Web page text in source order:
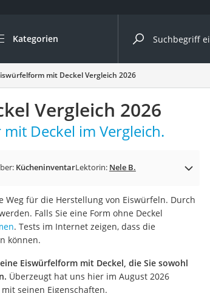
Kategorien
Vergleiche nach Kategorie
Staubsauger
Wisch-Roboter
mit Deckel Vergleich 2026
Vergleich 2026
Deckel im Vergleich.
KücheninventarLektorin: Nele B.
für die Herstellung von Eiswürfeln. Durch
Falls Sie eine Form ohne Deckel
. Tests im Internet zeigen, dass die
können.
eine Eiswürfelform mit Deckel, die Sie sowohl
Überzeugt hat uns hier im August 2026
mit seinen Eigenschaften.